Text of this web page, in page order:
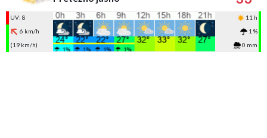
UV: 8
11 h
6 km/h
1 %
(19 km/h)
0 mm